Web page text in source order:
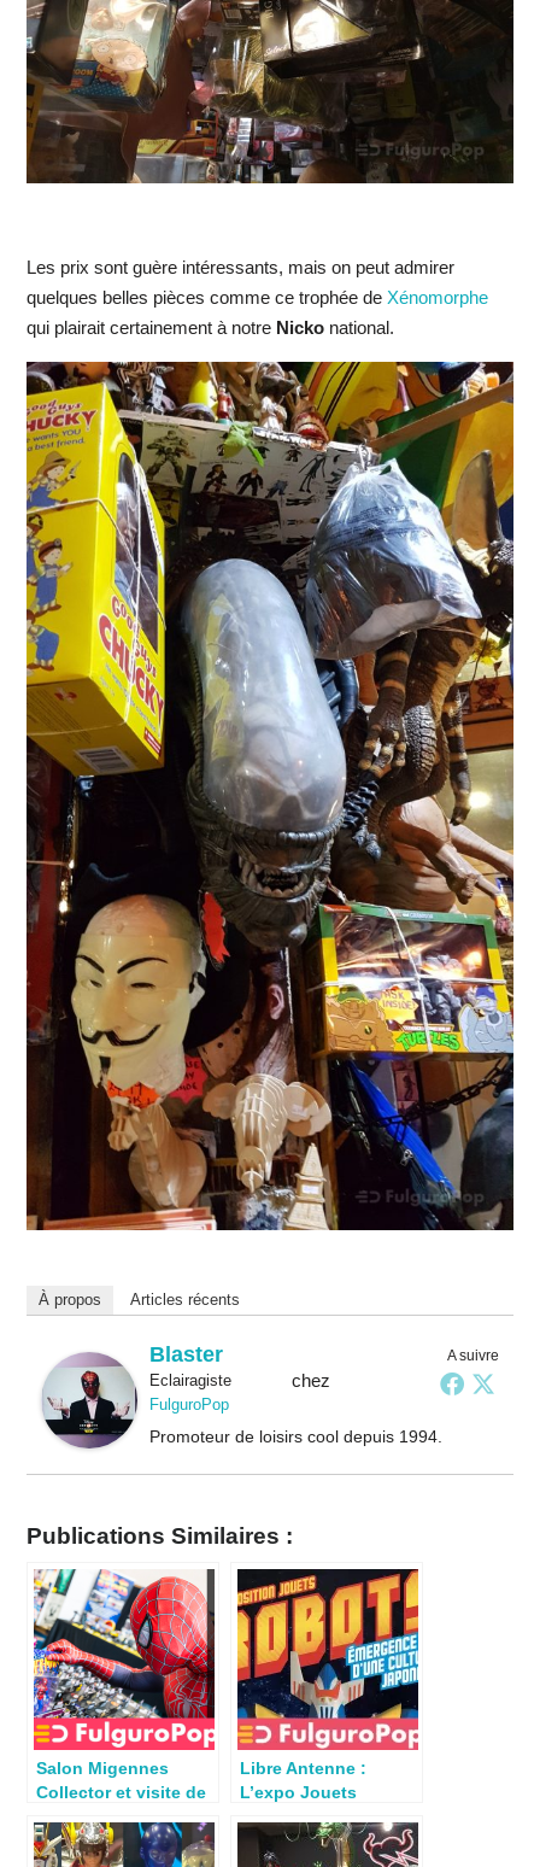
Les prix sont guère intéressants, mais on peut admirer
quelques belles pièces comme ce trophée de Xénomorphe
qui plairait certainement à notre Nickonational.
À propos Articles récents
A suivre
Blaster
Eclairagistechez
FulguroPop
Promoteur de loisirs cool depuis 1994.
Publications Similaires :
Salon Migennes
Collector et visite de
– par Tftoybox
Libre Antenne :
L’expo Jouets
par Scowly78